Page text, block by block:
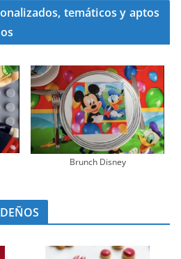
temáticos y aptos
Brunch Disney